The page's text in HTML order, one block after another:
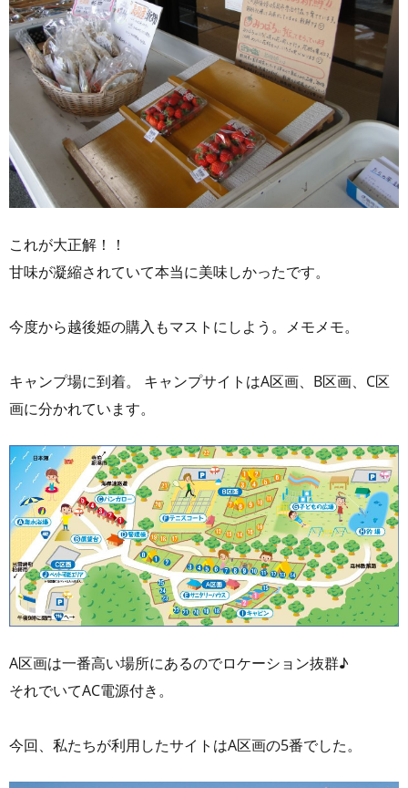
これが大正解！！
甘味が凝縮されていて本当に美味しかったです。
今度から越後姫の購入もマストにしよう。メモメモ。
キャンプ場に到着。 キャンプサイトはA区画、B区画、C区
画に分かれています。
A区画は一番高い場所にあるのでロケーション抜群♪
それでいてAC電源付き。
今回、私たちが利用したサイトはA区画の5番でした。